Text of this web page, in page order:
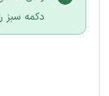
دکمه سبز